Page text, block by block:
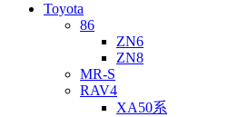
Toyota
86
ZN6
ZN8
MR-S
RAV4
XA50系